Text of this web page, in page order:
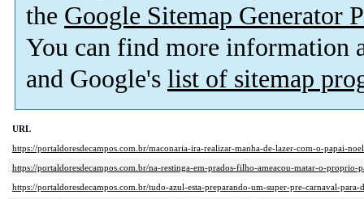
the Google Sitemap Generator
You can find more information
and Google's list of sitemap
URL
https://portaldoresdecampos.com.br/maconaria-ira-realizar-manha-de-lazer-com-o-papai-
https://portaldoresdecampos.com.br/na-restinga-em-prados-filho-ameacou-matar-o-proprio-
https://portaldoresdecampos.com.br/tudo-azul-esta-preparando-um-super-pre-carnaval-para-